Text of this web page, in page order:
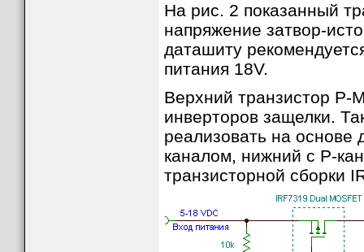
На рис. 2 показанный
напряжение затвор-
даташиту
питания 18V.
Верхний транзистор P-
инверторов защелки.
реализовать на основе
каналом, нижний с P-
транзисторной сборки